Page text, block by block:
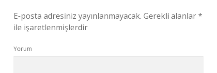
E-posta adresiniz yayınlanmayacak. Gerekli alanlar*
ile işaretlenmişlerdir
Yorum